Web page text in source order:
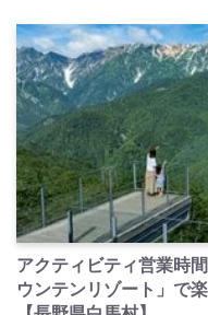
アクティビティ営業時
ウンテンリゾート」で